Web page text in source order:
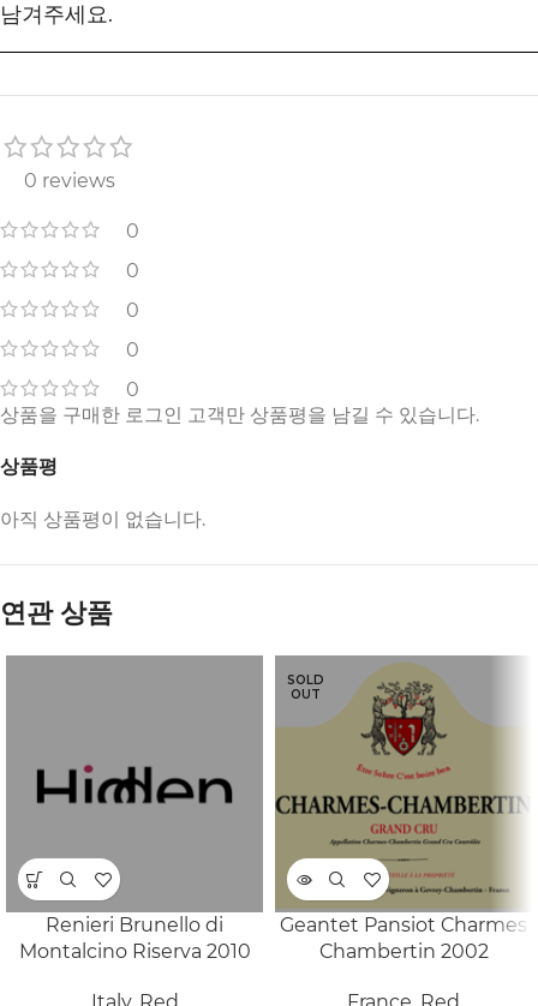
남겨주세요.
0 reviews
0
0
0
0
0
상품평
아직 상품평이 없습니다.
상품을 구매한 로그인 고객만 상품평을 남길 수 있습니다.
연관 상품
Renieri Brunello di
Montalcino Riserva 2010
SOLD
OUT
Geantet Pansiot Charmes
Chambertin 2002